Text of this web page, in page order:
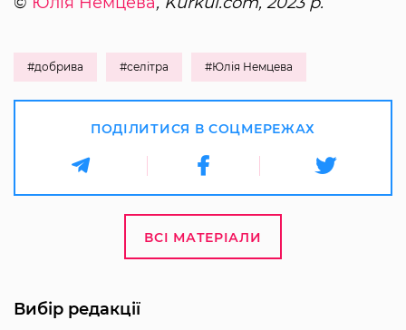
#добрива #селітра #Юлія Немцева
ПОДІЛИТИСЯ В СОЦМЕРЕЖАХ
ВСІ МАТЕРІАЛИ
Вибір редакції